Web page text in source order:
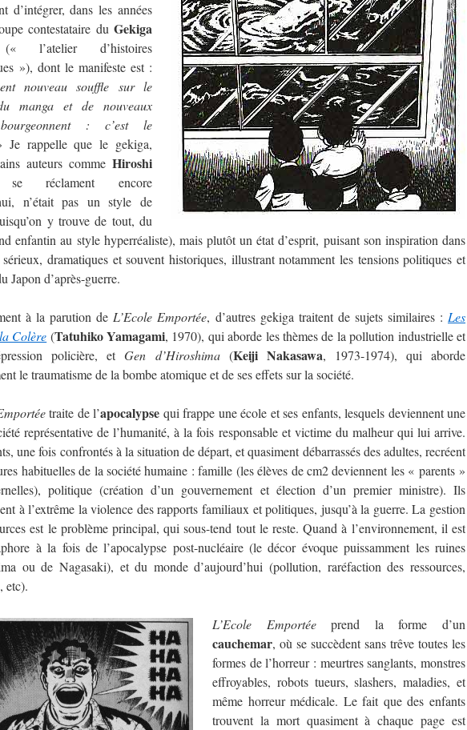
d’intégrer, dans les années
contestataire du Gekiga
l’atelier d’histoires
»), dont le manifeste est :
nouveau souffle sur le
manga et de nouveaux
: c’est le
Je rappelle que le gekiga,
auteurs comme Hiroshi
réclament encore
n’était pas un style de
y trouve de tout, du
enfantin au style hyperréaliste), mais plutôt un état d’esprit, puisant son inspiration dans
sérieux, dramatiques et souvent historiques, illustrant notamment les tensions politiques et
Japon d’après-guerre.
à la parution de L’Ecole Emportée, d’autres gekiga traitent de sujets similaires : Les
Colère (Tatuhiko Yamagami, 1970), qui aborde les thèmes de la pollution industrielle et
policière, etGen d’Hiroshima(Keiji Nakasawa, 1973-1974), qui aborde
le traumatisme de la bombe atomique et de ses effets sur la société.
traite de l’apocalypse qui frappe une école et ses enfants, lesquels deviennent une
représentative de l’humanité, à la fois responsable et victime du malheur qui lui arrive.
une fois confrontés à la situation de départ, et quasiment débarrassés des adultes, recréent
habituelles de la société humaine : famille (les élèves de cm2 deviennent les « parents »
politique (création d’un gouvernement et élection d’un premier ministre). Ils
à l’extrême la violence des rapports familiaux et politiques, jusqu’à la guerre. La gestion
est le problème principal, qui sous-tend tout le reste. Quand à l’environnement, il est
à la fois de l’apocalypse post-nucléaire (le décor évoque puissamment les ruines
ou de Nagasaki), et du monde d’aujourd’hui (pollution, raréfaction des ressources,
etc).
L’Ecole Emportéeprend la forme d’un
cauchemar, où se succèdent sans trêve toutes les
formes de l’horreur : meurtres sanglants, monstres
effroyables, robots tueurs, slashers, maladies, et
même horreur médicale. Le fait que des enfants
trouvent la mort quasiment à chaque page est